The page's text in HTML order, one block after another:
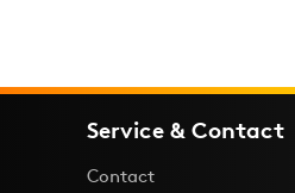
Service & Contact
Contact